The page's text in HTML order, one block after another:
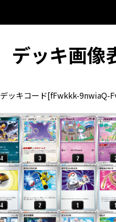
デッキ画像
デッキコード[fFwkkk-9nwiaQ-